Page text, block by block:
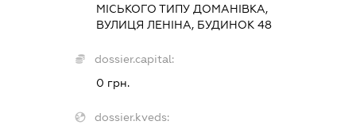
МІСЬКОГО ТИПУ ДОМАНІВКА,
ВУЛИЦЯ ЛЕНІНА, БУДИНОК 48
dossier.capital:
0 грн.
dossier.kveds: